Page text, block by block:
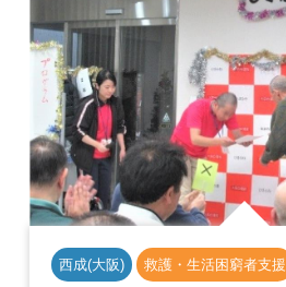
西成(大阪) 救護・生活困窮者支援